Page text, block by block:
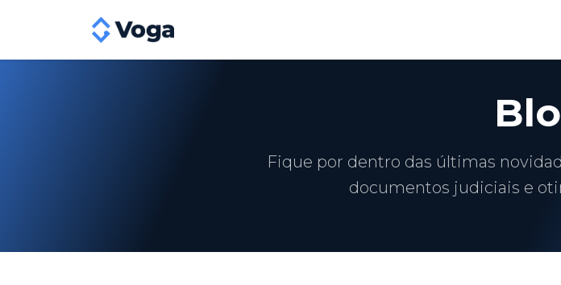
Fique por dentro das últimas
documentos judiciais e